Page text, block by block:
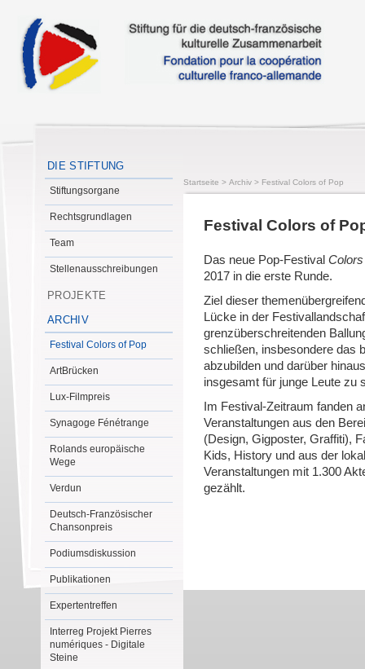
DIE STIFTUNG
Stiftungsorgane
Rechtsgrundlagen
Team
Stellenausschreibungen
PROJEKTE
ARCHIV
Festival Colors of Pop
ArtBrücken
Lux-Filmpreis
Synagoge Fénétrange
Rolands europäische
Wege
Verdun
Deutsch-Französischer
Chansonpreis
Podiumsdiskussion
Publikationen
Expertentreffen
Interreg Projekt Pierres
numériques - Digitale
Steine
Startseite > Archiv > Festival Colors of Pop
Festival Colors of
Das neue Pop-Festival
2017 in die erste Runde.
Ziel dieser
Lücke in der
grenzüberschreitenden
schließen, insbesondere das
abzubilden und darüber
insgesamt für junge Leute zu
Im Festival-Zeitraum fanden
Veranstaltungen aus den
(Design, Gigposter, Graffiti),
Kids, History und aus der
Veranstaltungen mit 1.300
gezählt.